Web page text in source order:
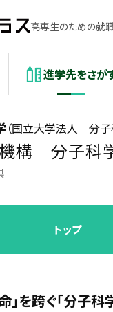
高専生のための就
進学先をさが
（国立大学法人 分子
構 分子科
トップ
」を跨ぐ「分子科